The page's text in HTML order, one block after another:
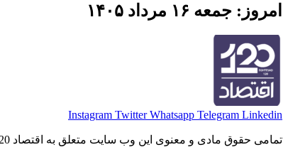
امروز: جمعه ۱۶ مرداد ۱۴۰۵
Instagram Twitter Whatsapp Telegram Linkedin
تمامی حقوق مادی و معنوی این وب سایت متعلق به اقتصاد 120 می باشد و استفاده غیر قانونی از آن پیگرد قانونی دارد.